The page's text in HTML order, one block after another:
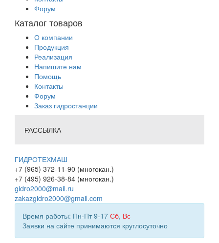
Форум
Каталог товаров
О компании
Продукция
Реализация
Напишите нам
Помощь
Контакты
Форум
Заказ гидростанции
РАССЫЛКА
ГИДРОТЕХМАШ
+7 (965) 372-11-90 (многокан.)
+7 (495) 926-38-84 (многокан.)
gidro2000@mail.ru
zakazgidro2000@gmail.com
Время работы: Пн-Пт 9-17 Сб, Вс
Заявки на сайте принимаются круглосуточно